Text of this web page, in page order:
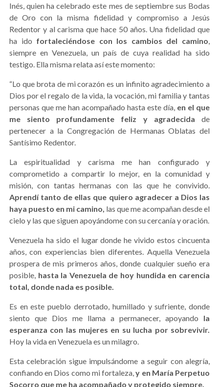
Inés, quien ha celebrado este mes de septiembre sus Bodas
de Oro con la misma fidelidad y compromiso a Jesús
Redentor y al carisma que hace 50 años. Una fidelidad que
ha ido fortaleciéndose con los cambios del camino,
siempre en Venezuela, un país de cuya realidad ha sido
testigo. Ella misma relata así este momento:
“Lo que brota de mi corazón es un infinito agradecimiento a
Dios por el regalo de la vida, la vocación, mi familia y tantas
personas que me han acompañado hasta este día, en el que
me siento profundamente feliz y agradecida de
pertenecer a la Congregación de Hermanas Oblatas del
Santísimo Redentor.
La espiritualidad y carisma me han configurado y
comprometido a compartir lo mejor, en la comunidad y
misión, con tantas hermanas con las que he convivido.
Aprendí tanto de ellas que quiero agradecer a Dios las
haya puesto en mi camino, las que me acompañan desde el
cielo y las que siguen apoyándome con su cercanía y oración.
Venezuela ha sido el lugar donde he vivido estos cincuenta
años, con experiencias bien diferentes. Aquella Venezuela
prospera de mis primeros años, donde cualquier sueño era
posible, hasta la Venezuela de hoy hundida en carencia
total, donde nada es posible.
Es en este pueblo derrotado, humillado y sufriente, donde
siento que Dios me llama a permanecer, apoyando la
esperanza con las mujeres en su lucha por sobrevivir.
Hoy la vida en Venezuela es un milagro.
Esta celebración sigue impulsándome a seguir con alegría,
confiando en Dios como mi fortaleza,y en María Perpetuo
Socorro que me ha acompañado y protegido siempre.